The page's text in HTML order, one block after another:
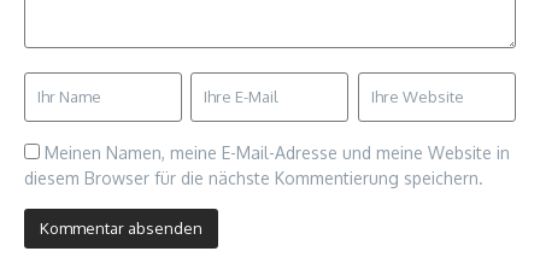
Meinen Namen, meine E-Mail-Adresse und meine Website in
diesem Browser für die nächste Kommentierung speichern.